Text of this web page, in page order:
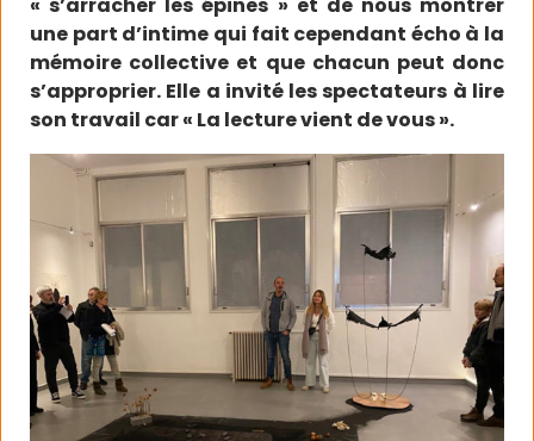
une part d’intime qui fait cependant écho à la
mémoire collective et que chacun peut donc
s’approprier. Elle a invité les spectateurs à lire
son travail car « La lecture vient de vous ».